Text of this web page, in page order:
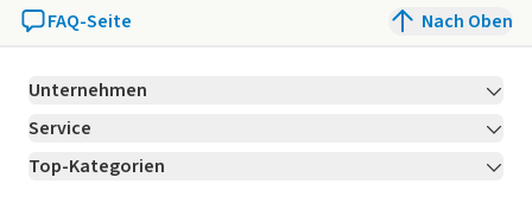
FAQ-Seite Nach Oben
Unternehmen
Über LeasingMarkt.de
Karriere Jetzt bewerben!
Service
Kontakt
Top-Kategorien